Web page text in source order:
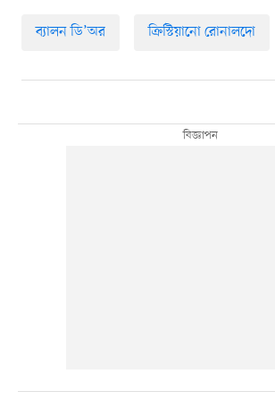
ব্যালন ডি’অর ক্রিস্টিয়ানো রোনালদো